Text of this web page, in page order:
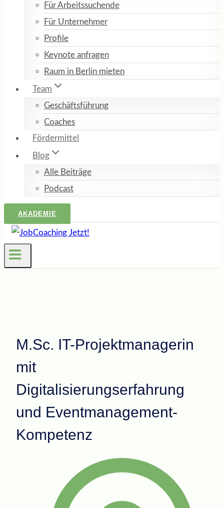
Für Arbeitssuchende
Für Unternehmer
Profile
Keynote anfragen
Raum in Berlin mieten
Team
Geschäftsführung
Coaches
Fördermittel
Blog
Alle Beiträge
Podcast
AKADEMIE
M.Sc. IT-Projektmanagerin
mit
Digitalisierungserfahrung
und Eventmanagement-
Kompetenz